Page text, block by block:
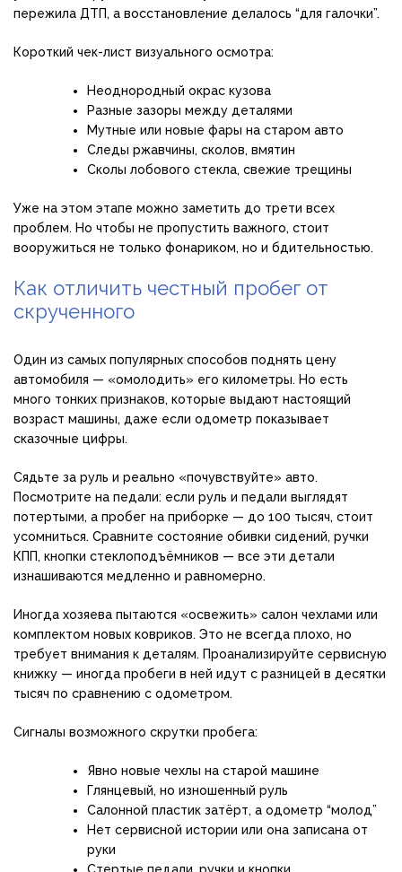
пережила ДТП, а восстановление делалось “для галочки”.
Короткий чек-лист визуального осмотра:
Неоднородный окрас кузова
Разные зазоры между деталями
Мутные или новые фары на старом авто
Следы ржавчины, сколов, вмятин
Сколы лобового стекла, свежие трещины
Уже на этом этапе можно заметить до трети всех
проблем. Но чтобы не пропустить важного, стоит
вооружиться не только фонариком, но и бдительностью.
Как отличить честный пробег от
скрученного
Один из самых популярных способов поднять цену
автомобиля — «омолодить» его километры. Но есть
много тонких признаков, которые выдают настоящий
возраст машины, даже если одометр показывает
сказочные цифры.
Сядьте за руль и реально «почувствуйте» авто.
Посмотрите на педали: если руль и педали выглядят
потертыми, а пробег на приборке — до 100 тысяч, стоит
усомниться. Сравните состояние обивки сидений, ручки
КПП, кнопки стеклоподъёмников — все эти детали
изнашиваются медленно и равномерно.
Иногда хозяева пытаются «освежить» салон чехлами или
комплектом новых ковриков. Это не всегда плохо, но
требует внимания к деталям. Проанализируйте сервисную
книжку — иногда пробеги в ней идут с разницей в десятки
тысяч по сравнению с одометром.
Сигналы возможного скрутки пробега:
Явно новые чехлы на старой машине
Глянцевый, но изношенный руль
Салонной пластик затёрт, а одометр “молод”
Нет сервисной истории или она записана от
руки